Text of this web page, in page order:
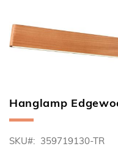
Ga
naar
begin
Hanglamp
SKU 359719130-TR